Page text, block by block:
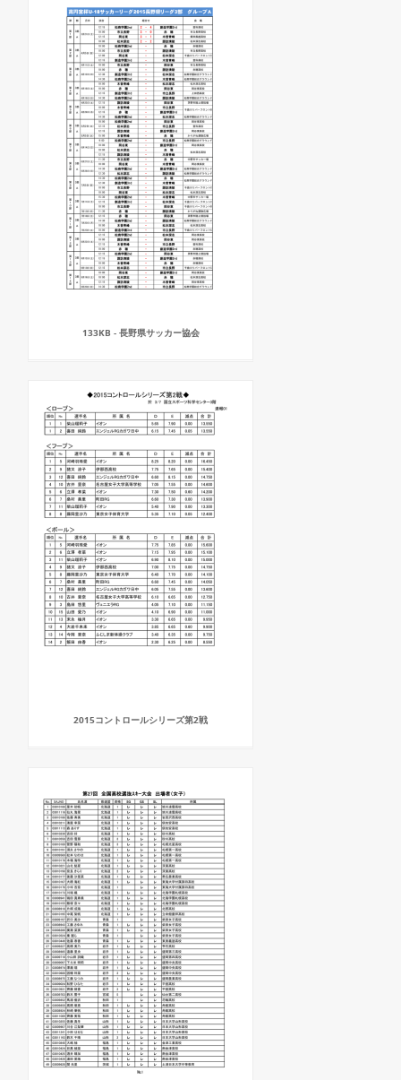
133KB - 長野県サッカー協会
2015コントロールシリーズ第2戦